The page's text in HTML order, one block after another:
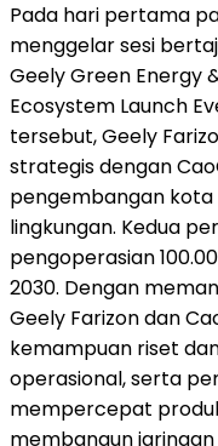
Pada hari pertama
menggelar sesi
Geely Green Energy
Ecosystem Launch
tersebut, Geely
strategis dengan
pengembangan
lingkungan. Kedua
pengoperasian
2030. Dengan
Geely Farizon dan
kemampuan riset
operasional, serta
mempercepat
membangun